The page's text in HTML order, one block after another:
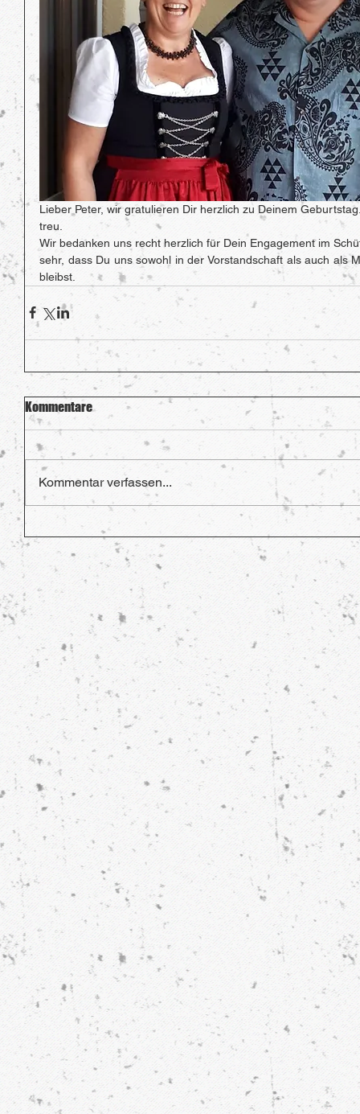
Lieber Peter, wir gratulieren Dir herzlich zu Deinem
treu.
Wir bedanken uns recht herzlich für Dein Engagement im
sehr, dass Du uns sowohl in der Vorstandschaft als auch als
bleibst.
Kommentare
Kommentar verfassen...